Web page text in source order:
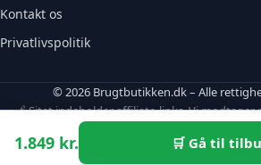
1.849 kr. 🛒 Gå til
Kontakt os
Privatlivspolitik
© 2026 Brugtbutikken.dk – Alle
🔗 Sitet indeholder affiliate-links. Vi modtager